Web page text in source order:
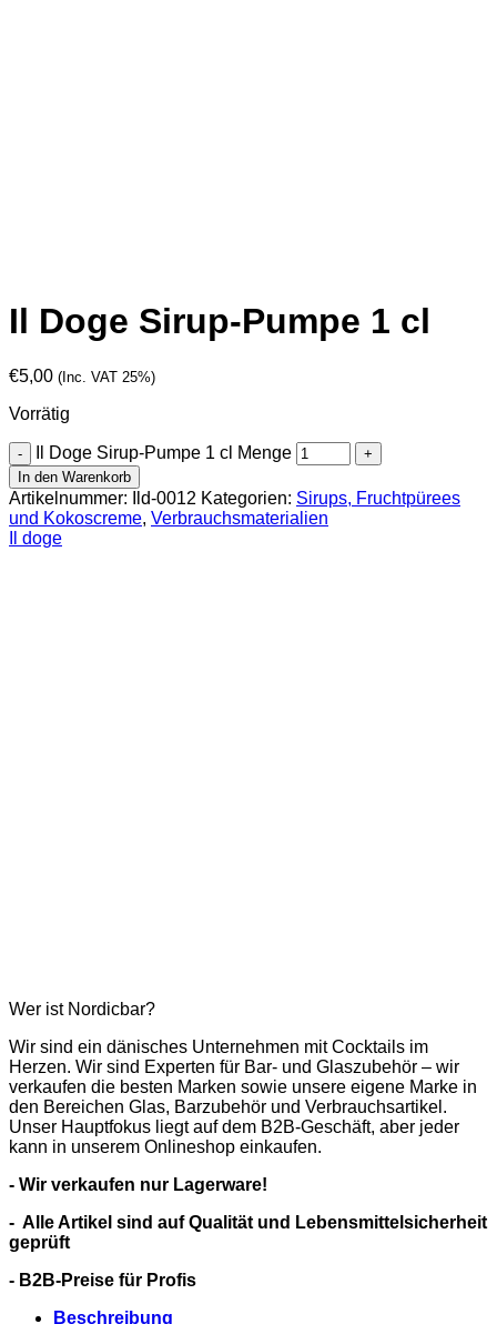
Il Doge Sirup-Pumpe 1 cl
€5,00 (Inc. VAT 25%)
Vorrätig
Il Doge Sirup-Pumpe 1 cl Menge
In den Warenkorb
Artikelnummer: Ild-0012 Kategorien: Sirups, Fruchtpürees
und Kokoscreme, Verbrauchsmaterialien
Il doge
Wer ist Nordicbar?
Wir sind ein dänisches Unternehmen mit Cocktails im
Herzen. Wir sind Experten für Bar- und Glaszubehör – wir
verkaufen die besten Marken sowie unsere eigene Marke in
den Bereichen Glas, Barzubehör und Verbrauchsartikel.
Unser Hauptfokus liegt auf dem B2B-Geschäft, aber jeder
kann in unserem Onlineshop einkaufen.
- Wir verkaufen nur Lagerware!
- Alle Artikel sind auf Qualität und Lebensmittelsicherheit
geprüft
- B2B-Preise für Profis
Beschreibung